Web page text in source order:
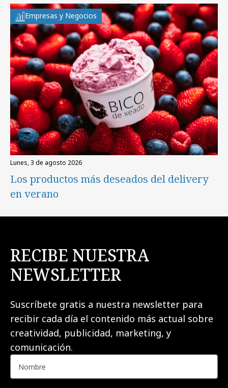
Empresas y Negocios
lunes, 3 de agosto 2026
Los productos más deseados del delivery
en verano
RECIBE NUESTRA
NEWSLETTER
Suscríbete gratis a nuestra newsletter para
recibir cada día el contenido más actual sobre
creatividad, publicidad, marketing, y
comunicación.